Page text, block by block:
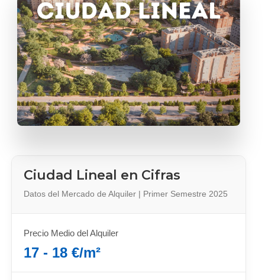
Ciudad Lineal en Cifras
Datos del Mercado de Alquiler | Primer Semestre 2025
Precio Medio del Alquiler
17 - 18 €/m²